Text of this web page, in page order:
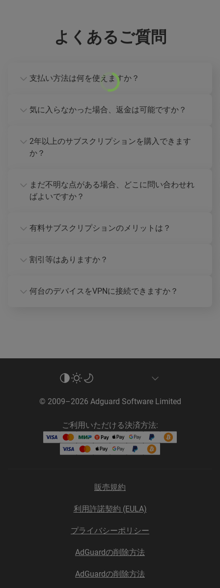
よくあるご質問
支払い方法は何を使えますか？
気に入らなかった場合、返金は可能ですか？
2年以上のサブスクリプションを購入できます
か？
まだ不明な点がある場合、どこに問い合わせれ
ばよいですか？
有料サブスクリプションのメリットは？
割引等はありますか？
何台のデバイスをVPNに接続できますか？
© 2009–2026 Adguard Software Limited
ご利用いただける決済方法:
販売規約
利用許諾契約 (EULA)
プライバシーポリシー
AdGuardの削除方法
AdGuardの削除方法